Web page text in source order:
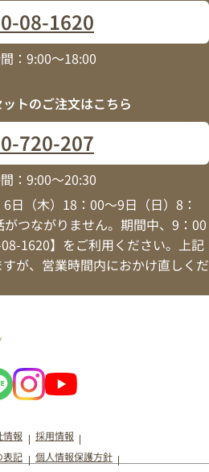
-08-1620
：9:00～18:00
トのご注文はこちら
-720-207
：9:00～20:30
日（木）18：00～9日（日）8：
つながりません。期間中、9：00
1620】をご利用ください。上記
が、営業時間内におかけ直しくだ
情報
採用情報
表記
個人情報保護方針